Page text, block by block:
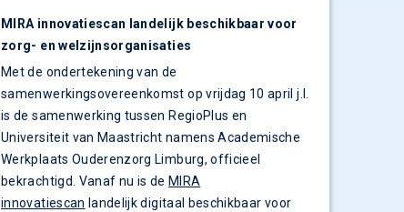
MIRA innovatiescan landelijk beschikbaar voor
zorg- en welzijnsorganisaties
Met de ondertekening van de
samenwerkingsovereenkomst op vrijdag 10 april j.l.
is de samenwerking tussen RegioPlus en
Universiteit van Maastricht namens Academische
Werkplaats Ouderenzorg Limburg, officieel
bekrachtigd. Vanaf nu is de MIRA
innovatiescan landelijk digitaal beschikbaar voor